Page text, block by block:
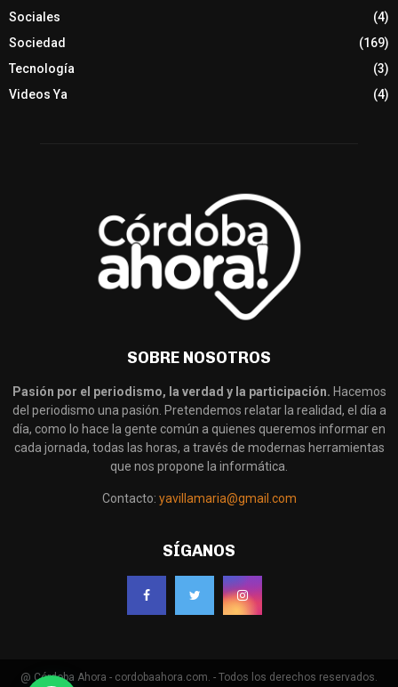
Sociales
(4)
Sociedad
(169)
Tecnología
(3)
Videos Ya
(4)
SOBRE NOSOTROS
Pasión por el periodismo, la verdad y la participación. Hacemos
del periodismo una pasión. Pretendemos relatar la realidad, el día a
día, como lo hace la gente común a quienes queremos informar en
cada jornada, todas las horas, a través de modernas herramientas
que nos propone la informática.
Contacto: yavillamaria@gmail.com
SÍGANOS
@ Córdoba Ahora - cordobaahora.com. - Todos los derechos reservados.